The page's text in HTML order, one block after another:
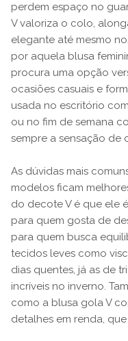
perdem espaço no
V valoriza o colo,
elegante até mesmo
por aquela blusa
procura uma opção
ocasiões casuais e
usada no escritório
ou no fim de semana
sempre a sensação de
As dúvidas mais
modelos ficam
do decote V é que ele
para quem gosta de
para quem busca
tecidos leves como
dias quentes, já as de
incríveis no inverno.
como a blusa gola V
detalhes em renda,